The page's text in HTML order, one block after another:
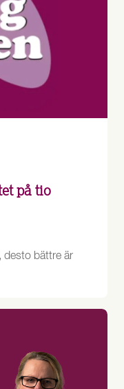
på tio
desto bättre är